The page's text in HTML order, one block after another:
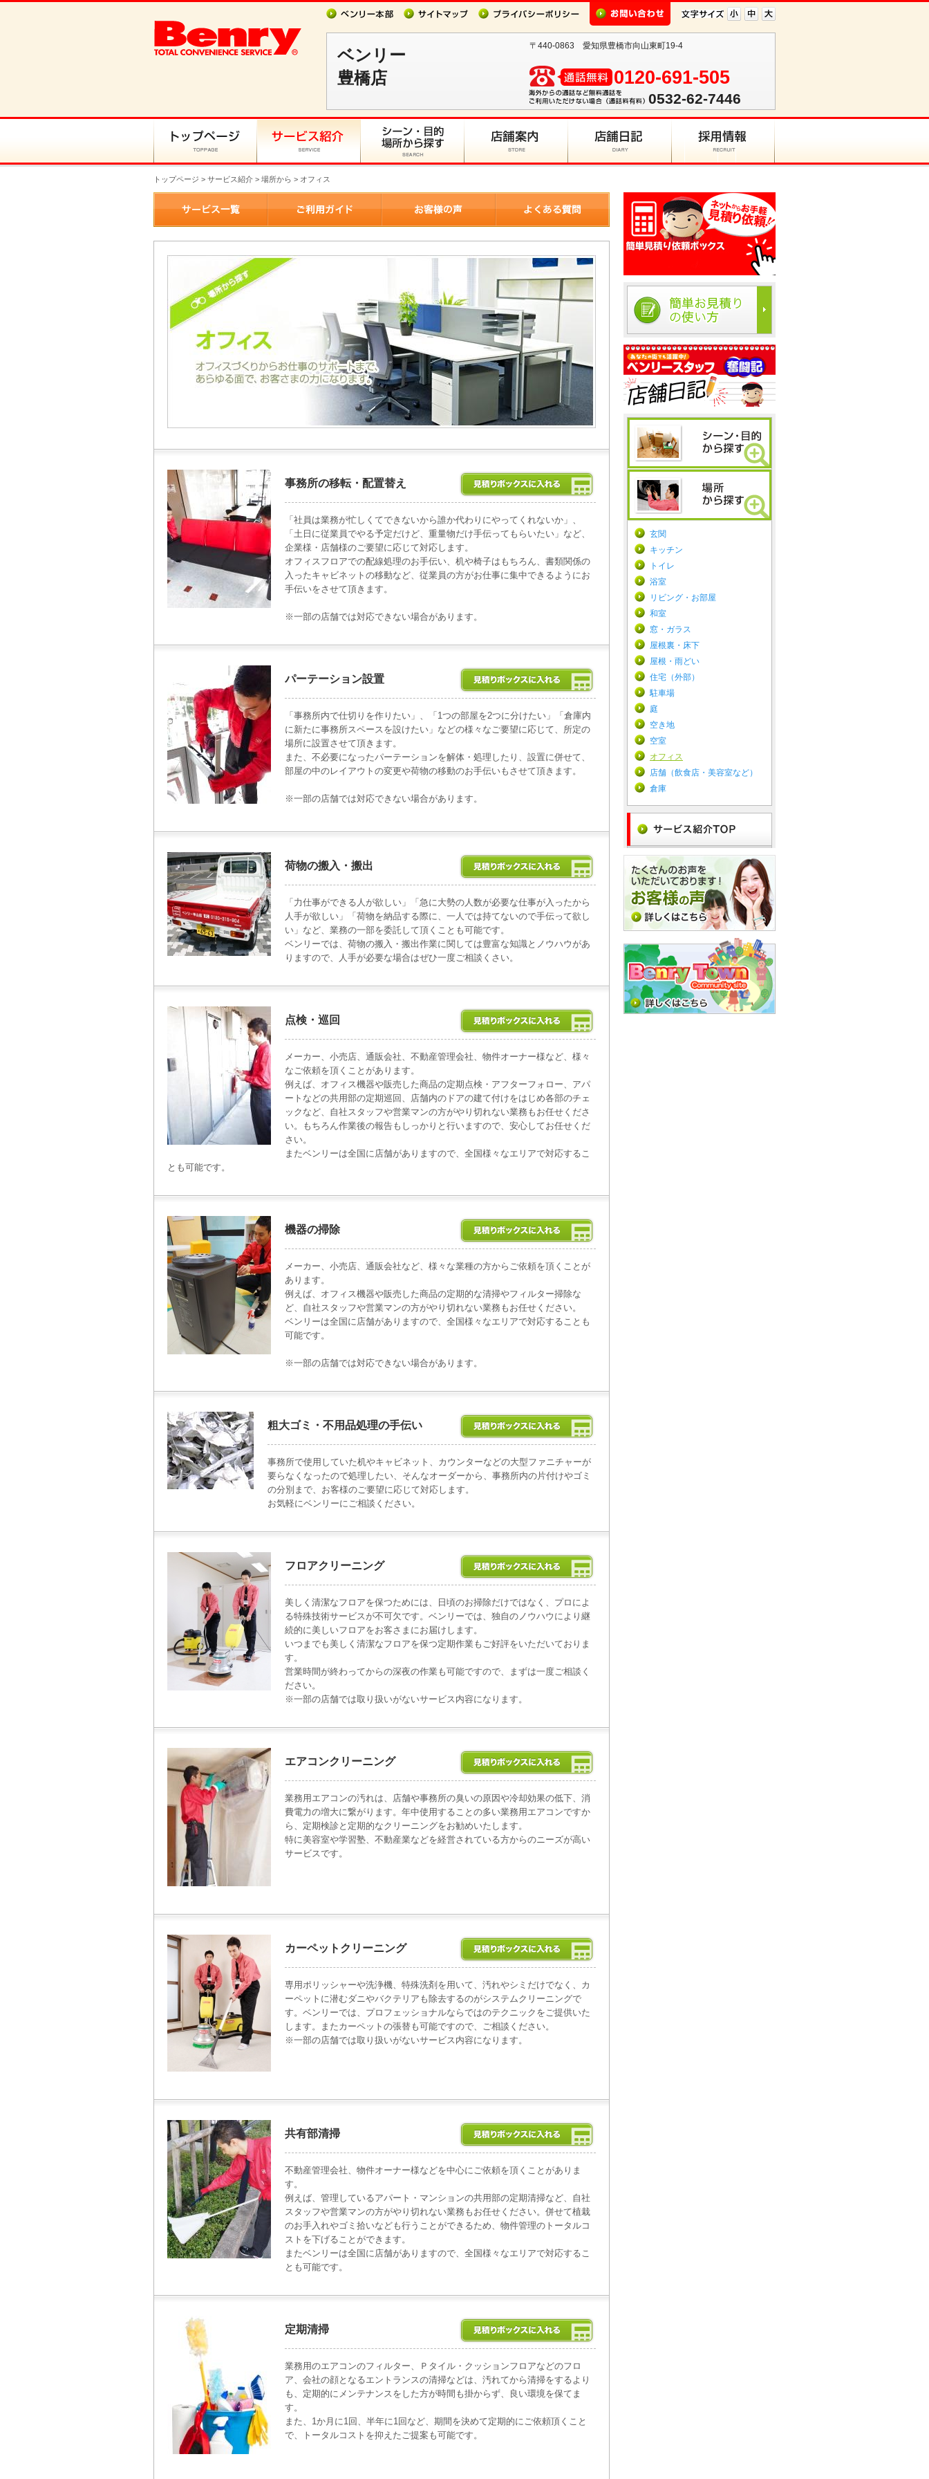
ベンリー
豊橋店
〒440-0863 愛知県豊橋市向山東町19-4
0120-691-505
0532-62-7446
トップページ > サービス紹介 > 場所から > オフィス
事務所の移転・配置替え
「社員は業務が忙しくてできないから誰か代わりにやってくれないか」、
「土日に従業員でやる予定だけど、重量物だけ手伝ってもらいたい」など、
企業様・店舗様のご要望に応じて対応します。
オフィスフロアでの配線処理のお手伝い、机や椅子はもちろん、書類関係の
入ったキャビネットの移動など、従業員の方がお仕事に集中できるようにお
手伝いをさせて頂きます。
※一部の店舗では対応できない場合があります。
パーテーション設置
「事務所内で仕切りを作りたい」、「1つの部屋を2つに分けたい」「倉庫内
に新たに事務所スペースを設けたい」などの様々なご要望に応じて、所定の
場所に設置させて頂きます。
また、不必要になったパーテーションを解体・処理したり、設置に併せて、
部屋の中のレイアウトの変更や荷物の移動のお手伝いもさせて頂きます。
※一部の店舗では対応できない場合があります。
荷物の搬入・搬出
「力仕事ができる人が欲しい」「急に大勢の人数が必要な仕事が入ったから
人手が欲しい」「荷物を納品する際に、一人では持てないので手伝って欲し
い」など、業務の一部を委託して頂くことも可能です。
ベンリーでは、荷物の搬入・搬出作業に関しては豊富な知識とノウハウがあ
りますので、人手が必要な場合はぜひ一度ご相談くさい。
点検・巡回
メーカー、小売店、通販会社、不動産管理会社、物件オーナー様など、様々
なご依頼を頂くことがあります。
例えば、オフィス機器や販売した商品の定期点検・アフターフォロー、アパ
ートなどの共用部の定期巡回、店舗内のドアの建て付けをはじめ各部のチェ
ックなど、自社スタッフや営業マンの方がやり切れない業務もお任せくださ
い。もちろん作業後の報告もしっかりと行いますので、安心してお任せくだ
さい。
またベンリーは全国に店舗がありますので、全国様々なエリアで対応するこ
とも可能です。
機器の掃除
メーカー、小売店、通販会社など、様々な業種の方からご依頼を頂くことが
あります。
例えば、オフィス機器や販売した商品の定期的な清掃やフィルター掃除な
ど、自社スタッフや営業マンの方がやり切れない業務もお任せください。
ベンリーは全国に店舗がありますので、全国様々なエリアで対応することも
可能です。
※一部の店舗では対応できない場合があります。
粗大ゴミ・不用品処理の手伝い
事務所で使用していた机やキャビネット、カウンターなどの大型ファニチャーが
要らなくなったので処理したい、そんなオーダーから、事務所内の片付けやゴミ
の分別まで、お客様のご要望に応じて対応します。
お気軽にベンリーにご相談ください。
フロアクリーニング
美しく清潔なフロアを保つためには、日頃のお掃除だけではなく、プロによ
る特殊技術サービスが不可欠です。ベンリーでは、独自のノウハウにより継
続的に美しいフロアをお客さまにお届けします。
いつまでも美しく清潔なフロアを保つ定期作業もご好評をいただいておりま
す。
営業時間が終わってからの深夜の作業も可能ですので、まずは一度ご相談く
ださい。
※一部の店舗では取り扱いがないサービス内容になります。
エアコンクリーニング
業務用エアコンの汚れは、店舗や事務所の臭いの原因や冷却効果の低下、消
費電力の増大に繋がります。年中使用することの多い業務用エアコンですか
ら、定期検診と定期的なクリーニングをお勧めいたします。
特に美容室や学習塾、不動産業などを経営されている方からのニーズが高い
サービスです。
カーペットクリーニング
専用ポリッシャーや洗浄機、特殊洗剤を用いて、汚れやシミだけでなく、カ
ーペットに潜むダニやバクテリアも除去するのがシステムクリーニングで
す。ベンリーでは、プロフェッショナルならではのテクニックをご提供いた
します。またカーペットの張替も可能ですので、ご相談ください。
※一部の店舗では取り扱いがないサービス内容になります。
共有部清掃
不動産管理会社、物件オーナー様などを中心にご依頼を頂くことがありま
す。
例えば、管理しているアパート・マンションの共用部の定期清掃など、自社
スタッフや営業マンの方がやり切れない業務もお任せください。併せて植栽
のお手入れやゴミ拾いなども行うことができるため、物件管理のトータルコ
ストを下げることができます。
またベンリーは全国に店舗がありますので、全国様々なエリアで対応するこ
とも可能です。
定期清掃
業務用のエアコンのフィルター、Ｐタイル・クッションフロアなどのフロ
ア、会社の顔となるエントランスの清掃などは、汚れてから清掃をするより
も、定期的にメンテナンスをした方が時間も掛からず、良い環境を保てま
す。
また、1か月に1回、半年に1回など、期間を決めて定期的にご依頼頂くこと
で、トータルコストを抑えたご提案も可能です。
玄関
キッチン
トイレ
浴室
リビング・お部屋
和室
窓・ガラス
屋根裏・床下
屋根・雨どい
住宅（外部）
駐車場
庭
空き地
空室
オフィス
店舗（飲食店・美容室など）
倉庫